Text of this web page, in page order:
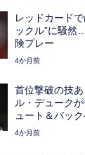
レッドカード
ックル”に騒然
険プレー
4か月前
首位撃破の技
ル・デューク
ュート＆バッ
4か月前